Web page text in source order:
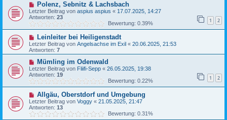
Polenz, Sebnitz & Lachsbach
Letzter Beitrag von aspius aspius « 17.07.2025, 14:27
Antworten: 23 1 2
Bewertung: 0.39%
Leinleiter bei Heiligenstadt
Letzter Beitrag von Angelsachse im Exil « 20.06.2025, 21:53
Antworten: 7
Mümling im Odenwald
Letzter Beitrag von Fliifi-Sepp « 26.05.2025, 19:38
Antworten: 19 1 2
Bewertung: 0.22%
Allgäu, Oberstdorf und Umgebung
Letzter Beitrag von Voggy « 21.05.2025, 21:47
Antworten: 13
Bewertung: 0.31%